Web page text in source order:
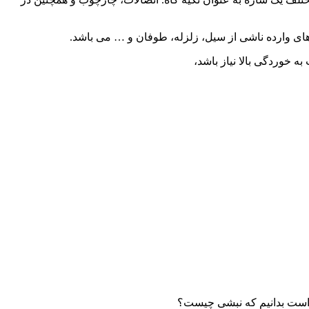
وارده ناشی از سیل، زلزله، طوفان و … می باشد.
خوردگی بالا نیاز باشد،
است بدانیم که نبشی چیست؟